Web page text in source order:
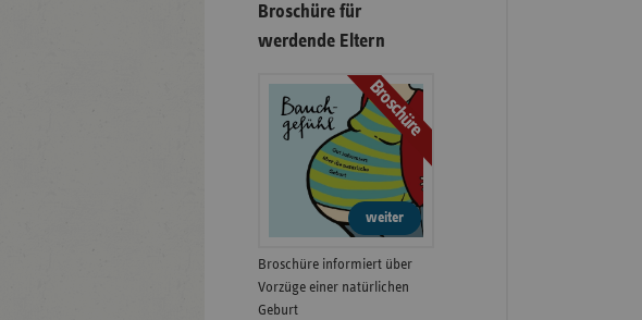
Broschüre für
werdende Eltern
Broschüre
weiter
Broschüre informiert über
Vorzüge einer natürlichen
Geburt